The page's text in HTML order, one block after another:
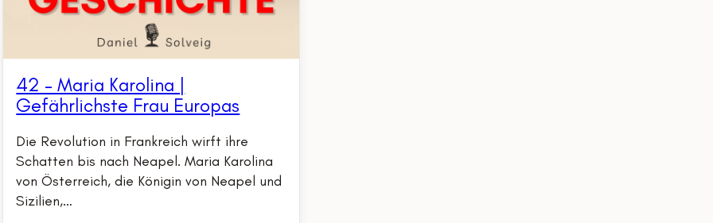
42 – Maria Karolina |
Gefährlichste Frau Europas
Die Revolution in Frankreich wirft ihre
Schatten bis nach Neapel. Maria Karolina
von Österreich, die Königin von Neapel und
Sizilien,…